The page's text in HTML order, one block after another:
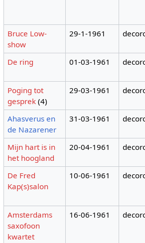
Bruce Low-
show
29-1-1961
De ring 01-03-1961
Poging tot
gesprek (4)
29-03-1961
Ahasverus en
de Nazarener
31-03-1961
Mijn hart is in
het hoogland
20-04-1961
De Fred
Kap(s)salon
10-06-1961
Amsterdams
saxofoon
kwartet
16-06-1961